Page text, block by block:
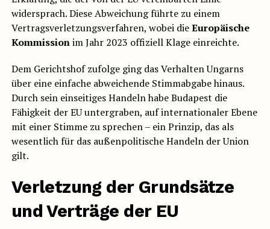
widersprach. Diese Abweichung führte zu einem
Vertragsverletzungsverfahren, wobei dieEuropäische
Kommissionim Jahr 2023 offiziell Klage einreichte.
Dem Gerichtshof zufolge ging das Verhalten Ungarns
über eine einfache abweichende Stimmabgabe hinaus.
Durch sein einseitiges Handeln habe Budapest die
Fähigkeit der EU untergraben, auf internationaler Ebene
mit einer Stimme zu sprechen – ein Prinzip, das als
wesentlich für das außenpolitische Handeln der Union
gilt.
Verletzung der Grundsätze
und Verträge der EU